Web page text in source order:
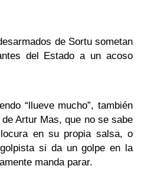
de Sortu sometan
del Estado a un acoso
“llueve mucho”, también
Artur Mas, que no se sabe
en su propia salsa, o
si da un golpe en la
manda parar.